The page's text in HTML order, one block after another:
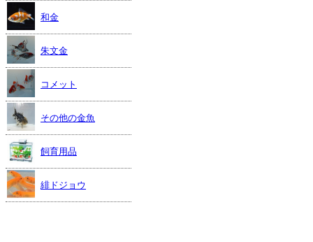
和金
朱文金
コメット
その他の金魚
飼育用品
緋ドジョウ